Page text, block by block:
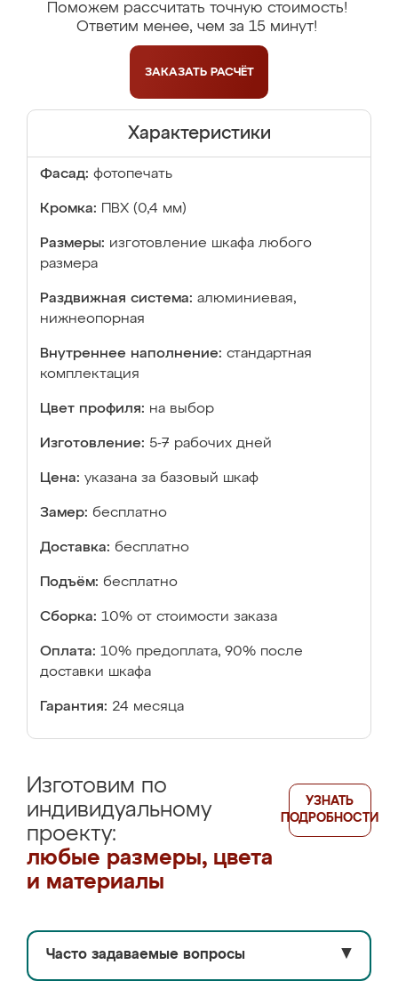
Поможем рассчитать точную стоимость!
Ответим менее, чем за 15 минут!
ЗАКАЗАТЬ РАСЧЁТ
Характеристики
Фасад: фотопечать
Кромка: ПВХ (0,4 мм)
Размеры: изготовление шкафа любого
размера
Раздвижная система: алюминиевая,
нижнеопорная
Внутреннее наполнение: стандартная
комплектация
Цвет профиля: на выбор
Изготовление: 5-7 рабочих дней
Цена: указана за базовый шкаф
Замер: бесплатно
Доставка: бесплатно
Подъём: бесплатно
Сборка: 10% от стоимости заказа
Оплата: 10% предоплата, 90% после
доставки шкафа
Гарантия: 24 месяца
Изготовим по
индивидуальному
проекту:
любые размеры, цвета
и материалы
УЗНАТЬ
ПОДРОБНОСТИ
Часто задаваемые вопросы ▼